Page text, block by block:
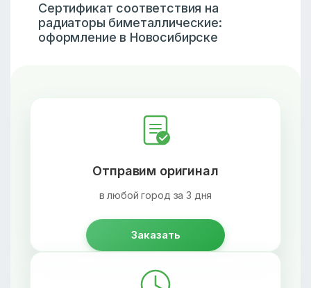
Сертификат соответствия на
радиаторы биметаллические:
оформление в Новосибирске
Отправим оригинал
в любой город за 3 дня
Заказать